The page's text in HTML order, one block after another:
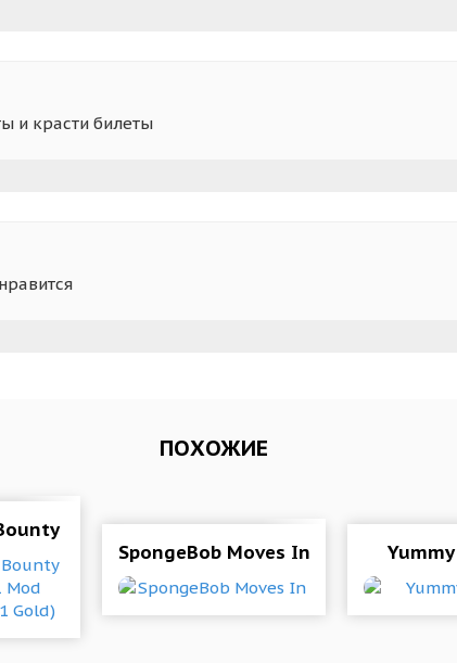
и красти билеты
ПОХОЖИЕ
City
Hunters 1.8.1 Mod (Upgrade Cost 1 Gold)
SpongeBob Moves In